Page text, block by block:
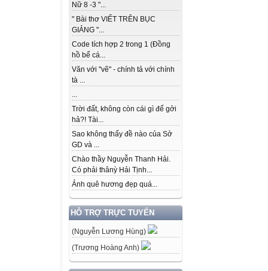
Nữ 8 -3 "...
" Bài thơ VIẾT TRÊN BỤC
GIẢNG "...
Code tích hợp 2 trong 1 (Đồng
hồ bể cá...
Văn với "vẽ" - chính tả với chính
tà ...
...
Trời đất, không còn cái gì để gởi
hả?! Tài...
Sao không thấy đề nào của Sở
GD và ...
Chào thầy Nguyễn Thanh Hải.
Có phải thânỳ Hải Tịnh...
Ảnh quê hương đẹp quá...
HỖ TRỢ TRỰC TUYẾN
(Nguyễn Lương Hùng)
(Trương Hoàng Anh)